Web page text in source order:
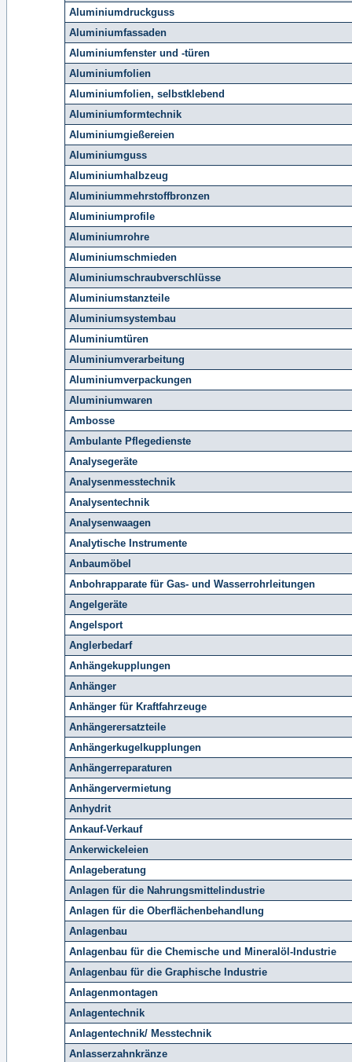
Aluminiumdruckguss
Aluminiumfassaden
Aluminiumfenster und -türen
Aluminiumfolien
Aluminiumfolien, selbstklebend
Aluminiumformtechnik
Aluminiumgießereien
Aluminiumguss
Aluminiumhalbzeug
Aluminiummehrstoffbronzen
Aluminiumprofile
Aluminiumrohre
Aluminiumschmieden
Aluminiumschraubverschlüsse
Aluminiumstanzteile
Aluminiumsystembau
Aluminiumtüren
Aluminiumverarbeitung
Aluminiumverpackungen
Aluminiumwaren
Ambosse
Ambulante Pflegedienste
Analysegeräte
Analysenmesstechnik
Analysentechnik
Analysenwaagen
Analytische Instrumente
Anbaumöbel
Anbohrapparate für Gas- und Wasserrohrleitungen
Angelgeräte
Angelsport
Anglerbedarf
Anhängekupplungen
Anhänger
Anhänger für Kraftfahrzeuge
Anhängerersatzteile
Anhängerkugelkupplungen
Anhängerreparaturen
Anhängervermietung
Anhydrit
Ankauf-Verkauf
Ankerwickeleien
Anlageberatung
Anlagen für die Nahrungsmittelindustrie
Anlagen für die Oberflächenbehandlung
Anlagenbau
Anlagenbau für die Chemische und Mineralöl-Industrie
Anlagenbau für die Graphische Industrie
Anlagenmontagen
Anlagentechnik
Anlagentechnik/ Messtechnik
Anlasserzahnkränze